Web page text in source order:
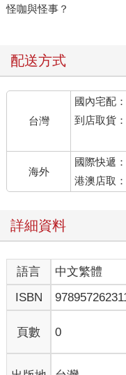
怪咖與怪事？
配送方式
台灣
國內宅配
到店取貨：
海外
國際快遞
港澳店取：
詳細資料
語言 中文繁體
ISBN
頁數 0